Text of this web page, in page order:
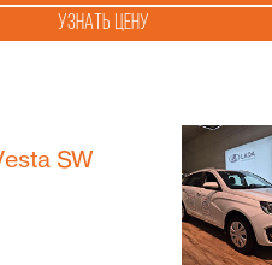
Узнать цену
SW